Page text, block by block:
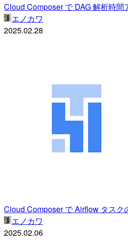
Cloud Composer で DAG 解析時間
エノカワ
2025.02.28
Cloud Composer で Airflow タスク
エノカワ
2025.02.06